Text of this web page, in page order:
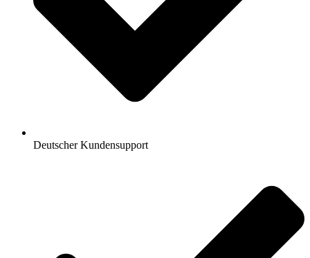
Deutscher Kundensupport